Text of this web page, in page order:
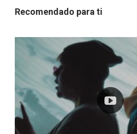
Recomendado para ti